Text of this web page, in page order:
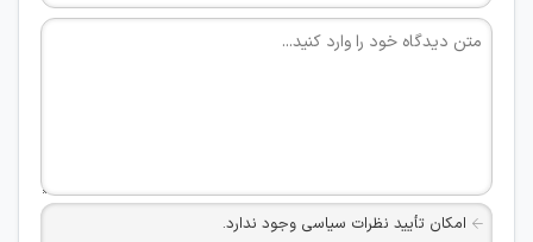
امکان تأیید نظرات سیاسی وجود ندارد.